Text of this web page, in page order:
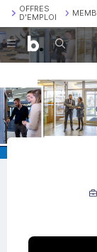
OFFRES
D'EMPLOI